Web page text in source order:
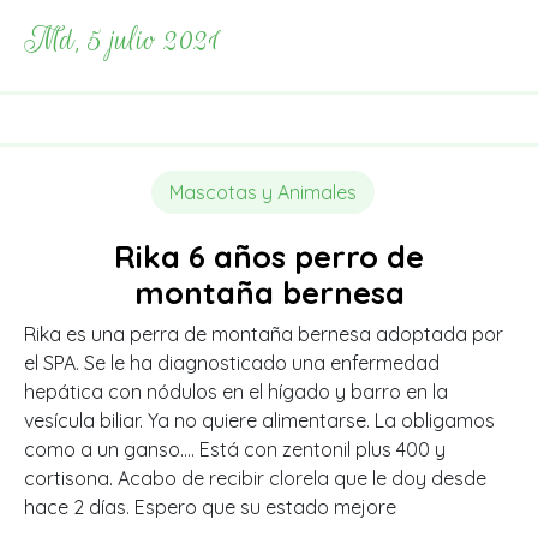
Md, 5 julio 2021
Mascotas y Animales
Rika 6 años perro de
montaña bernesa
Rika es una perra de montaña bernesa adoptada por
el SPA. Se le ha diagnosticado una enfermedad
hepática con nódulos en el hígado y barro en la
vesícula biliar. Ya no quiere alimentarse. La obligamos
como a un ganso…. Está con zentonil plus 400 y
cortisona. Acabo de recibir clorela que le doy desde
hace 2 días. Espero que su estado mejore